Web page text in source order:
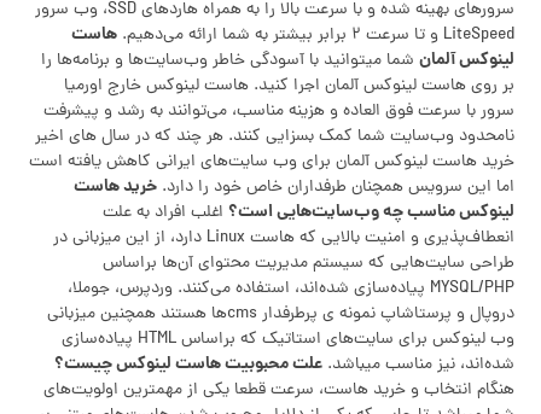
سرورهای بهینه شده و با سرعت بالا را به همراه‌ هاردهای SSD، وب سرور
LiteSpeed و تا سرعت ۲ برابر بیشتر به شما ارائه می‌دهیم.
هاست
لینوکس آلمان‌ شما میتوانید با آسودگی خاطر وب‌سایت‌ها و برنامه‌ها را
بر روی‌ هاست لینوکس آلمان اجرا کنید. هاست لینوکس خارج اورمیا
سرور با سرعت فوق العاده و هزینه مناسب، می‌توانند به رشد و پیشرفت
نامحدود وب‌سایت شما کمک بسزایی کنند. هر چند که در سال های اخیر
خرید هاست لینوکس آلمان برای وب سایت‌های ایرانی کاهش یافته است
اما این سرویس همچنان طرفداران خاص خود را دارد.خرید هاست
لینوکس مناسب چه وب‌سایت‌هایی است؟ اغلب افراد به علت
انعطاف‌پذیری و امنیت بالایی که هاست Linux دارد، از این میزبانی در
طراحی سایت‌هایی که سیستم مدیریت محتوای آن‌ها براساس
MYSQL/PHP پیاده‌سازی شده‌اند، استفاده می‌کنند. وردپرس، جوملا،
دروپال و پرستاشاپ نمونه ی پرطرفدار cmsها هستند همچنین میزبانی
وب لینوکس برای سایت‌های استاتیک که براساس HTML پیاده‌سازی
شده‌اند، نیز مناسب میباشد.علت محبوبیت هاست لینوکس چیست؟
هنگام انتخاب و خرید هاست، سرعت قطعا یکی از مهمترین اولویت‌های